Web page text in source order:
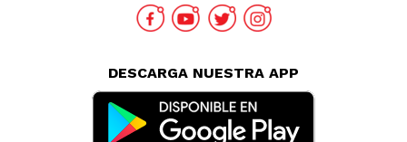
DESCARGA NUESTRA APP